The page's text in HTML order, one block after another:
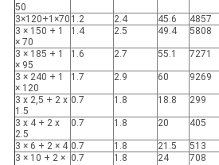
50
3×120+1×70 1.2 2.4 45.6 4857
3 × 150 + 1
× 70
1.4 2.5 49.4 5808
3 × 185 + 1
× 95
1.6 2.7 55.1 7271
3 × 240 + 1
× 120
1.7 2.9 60 9269
3 x 2,5 + 2 x
1.5
0.7 1.8 18.8 299
3 x 4 + 2 x
2.5
0.7 1.8 20 405
3 × 6 + 2 × 4 0.7 1.8 21.5 513
3 × 10 + 2 × 0.7 1.8 24 708